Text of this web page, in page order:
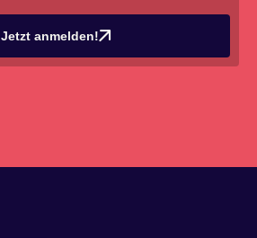
Jetzt anmelden!